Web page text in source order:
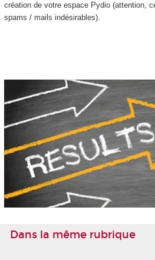
création de votre espace Pydio (attention,
spams / mails indésirables).
Dans la même rubrique